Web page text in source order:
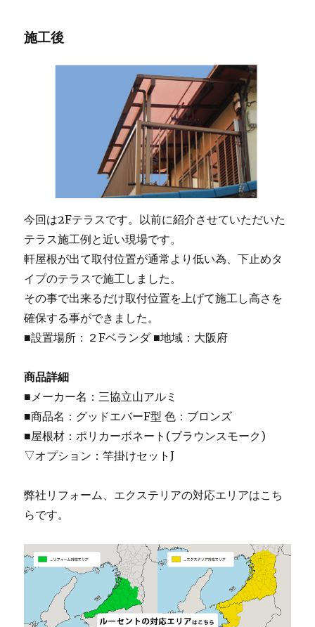
施工後
今回は2Fテラスです。以前に紹介させていただいた
テラス施工例と近い現場です。
軒屋根が出て取付位置が通常より低い為、下止めタ
イプのテラスで施工しました。
その事で出来るだけ取付位置を上げて施工し高さを
確保する事ができました。
■設置場所：２Fベランダ ■地域：大阪府
商品詳細
■メーカー名：三協立山アルミ
■商品名：グッドエバーF型 色：ブロンズ
■屋根材：ポリカーボネート(ブラウンスモーク)
▽オプション：竿掛けセットJ
弊社リフォーム、エクステリアの対応エリアはこち
らです。